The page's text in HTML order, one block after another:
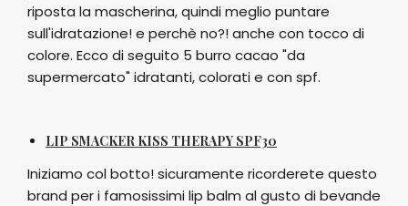
riposta la mascherina, quindi meglio puntare
sull'idratazione! e perchè no?! anche con tocco di
colore. Ecco di seguito 5 burro cacao "da
supermercato" idratanti, colorati e con spf.
LIP SMACKER KISS THERAPY SPF30
Iniziamo col botto! sicuramente ricorderete questo
brand per i famosissimi lip balm al gusto di bevande